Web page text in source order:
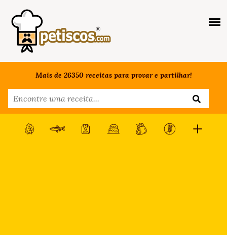
Mais de 26350 receitas para provar e partilhar!